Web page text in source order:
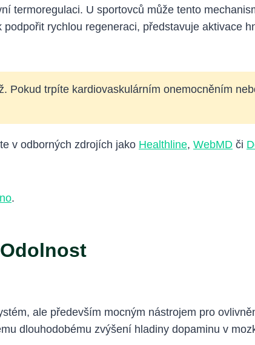
termoregulaci. U sportovců může tento
rychlou regeneraci, představuje aktivace
Pokud trpíte kardiovaskulárním onemocněním
v odborných zdrojích jako Healthline, WebMD či
.
ale především mocným nástrojem pro
dlouhodobému zvýšení hladiny dopaminu v